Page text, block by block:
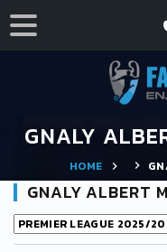
GNALY
HOME
GNALY ALBERT